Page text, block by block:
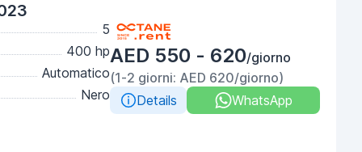
5
400 hp
Automatico
Nero
AED 550 - 620/giorno
(1-2 giorni: AED 620/giorno)
Details
WhatsApp